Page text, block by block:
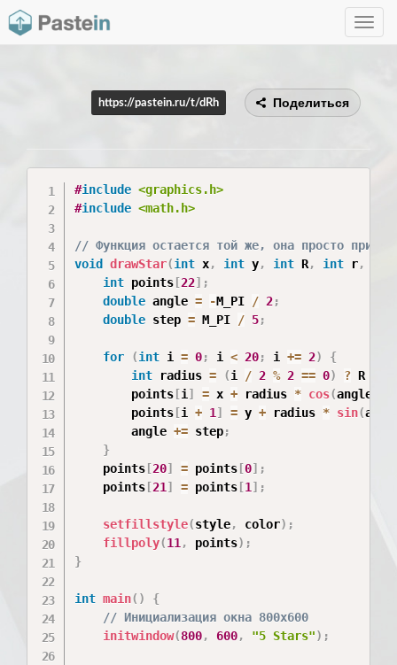
Toggle
https://pastein.ru/t/dRh Поделиться
#include <graphics.h>
#include <math.h>
// Функция остается той же, она просто
void
drawStar(int x, int y, int R, int r,
int points [22] ;
double angle = -M_PI / 2;
double step = M_PI / 5;
for (int i = 0; i < 20; i += 2)
{
int radius = (i / 2 % 2 == 0) ? R
        points
[i ] = x + radius * cos(angle
        points
[i + 1 ] = y + radius * sin(
        angle
+= step;
}
    points
[20] = points [0] ;
    points
[21 ] = points [1 ] ;
setfillstyle(style, color) ;
fillpoly(11 , points) ;
}
int main( )
{
// Инициализация окна 800x600
initwindow(800, 600, "5 Stars") ;